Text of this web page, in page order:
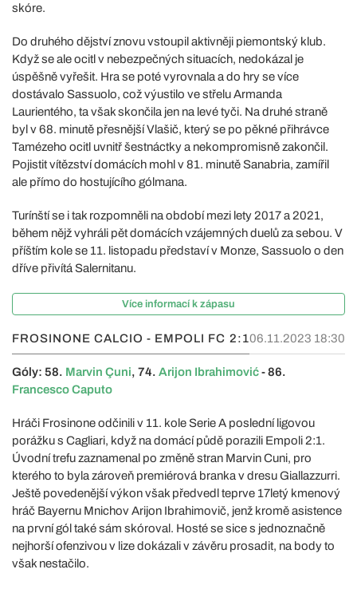
skóre.
Do druhého dějství znovu vstoupil aktivněji piemontský klub.
Když se ale ocitl v nebezpečných situacích, nedokázal je
úspěšně vyřešit. Hra se poté vyrovnala a do hry se více
dostávalo Sassuolo, což výustilo ve střelu Armanda
Laurientého, ta však skončila jen na levé tyči. Na druhé straně
byl v 68. minutě přesnější Vlašič, který se po pěkné přihrávce
Tamézeho ocitl uvnitř šestnáctky a nekompromisně zakončil.
Pojistit vítězství domácích mohl v 81. minutě Sanabria, zamířil
ale přímo do hostujícího gólmana.
Turínští se i tak rozpomněli na období mezi lety 2017 a 2021,
během nějž vyhráli pět domácích vzájemných duelů za sebou. V
příštím kole se 11. listopadu představí v Monze, Sassuolo o den
dříve přivítá Salernitanu.
Více informací k zápasu
FROSINONE CALCIO - EMPOLI FC 2:106.11.2023 18:30
Góly: 58. Marvin Çuni, 74. Arijon Ibrahimović- 86.
Francesco Caputo
Hráči Frosinone odčinili v 11. kole Serie A poslední ligovou
porážku s Cagliari, když na domácí půdě porazili Empoli 2:1.
Úvodní trefu zaznamenal po změně stran Marvin Cuni, pro
kterého to byla zároveň premiérová branka v dresu Giallazzurri.
Ještě povedenější výkon však předvedl teprve 17letý kmenový
hráč Bayernu Mnichov Arijon Ibrahimovič, jenž kromě asistence
na první gól také sám skóroval. Hosté se sice s jednoznačně
nejhorší ofenzivou v lize dokázali v závěru prosadit, na body to
však nestačilo.